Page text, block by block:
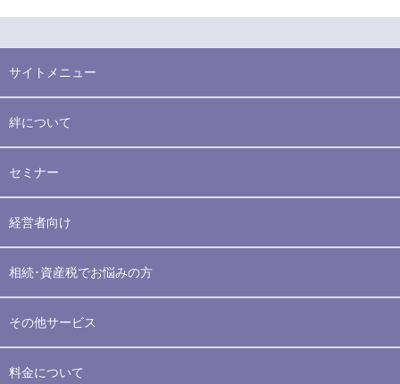
サイトメニュー
絆について
セミナー
経営者向け
相続･資産税でお悩みの方
その他サービス
料金について